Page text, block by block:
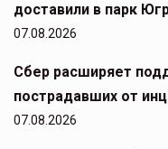
доставили в парк
07.08.2026
Сбер расширяет
пострадавших от
07.08.2026